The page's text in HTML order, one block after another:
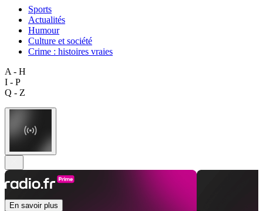
Sports
Actualités
Humour
Culture et société
Crime : histoires vraies
A - H
I - P
Q - Z
En savoir plus